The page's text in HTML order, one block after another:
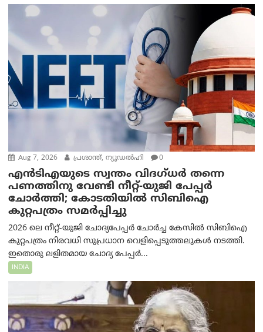
Aug 7, 2026 പ്രശാന്ത്, ന്യൂഡല്‍ഹി 0
എൻ‌ടി‌എയുടെ സ്വന്തം വിദഗ്ധർ തന്നെ
പണത്തിനു വേണ്ടി നീറ്റ്-യു‌ജി പേപ്പർ
ചോർത്തി; കോടതിയില്‍ സിബിഐ
കുറ്റപത്രം സമര്‍പ്പിച്ചു
2026 ലെ നീറ്റ്-യുജി ചോദ്യപേപ്പർ ചോർച്ച കേസിൽ സിബിഐ
കുറ്റപത്രം നിരവധി സുപ്രധാന വെളിപ്പെടുത്തലുകൾ നടത്തി.
ഇതൊരു ലളിതമായ ചോദ്യ പേപ്പർ...
INDIA